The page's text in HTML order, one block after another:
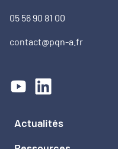
05 56 90 81 00
contact@pqn-a.fr
Actualités